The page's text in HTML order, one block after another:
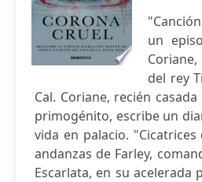
un
del rey
Cal. Coriane, recién
primogénito, escribe un
vida en palacio.
andanzas de Farley,
Escarlata, en su acelerada